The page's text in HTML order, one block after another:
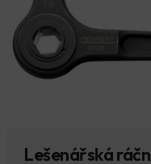
Lešenářská